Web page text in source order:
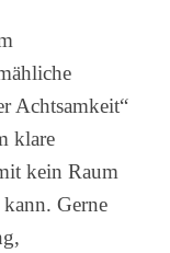
Achtsamkeit“
klare
kein Raum
Gerne